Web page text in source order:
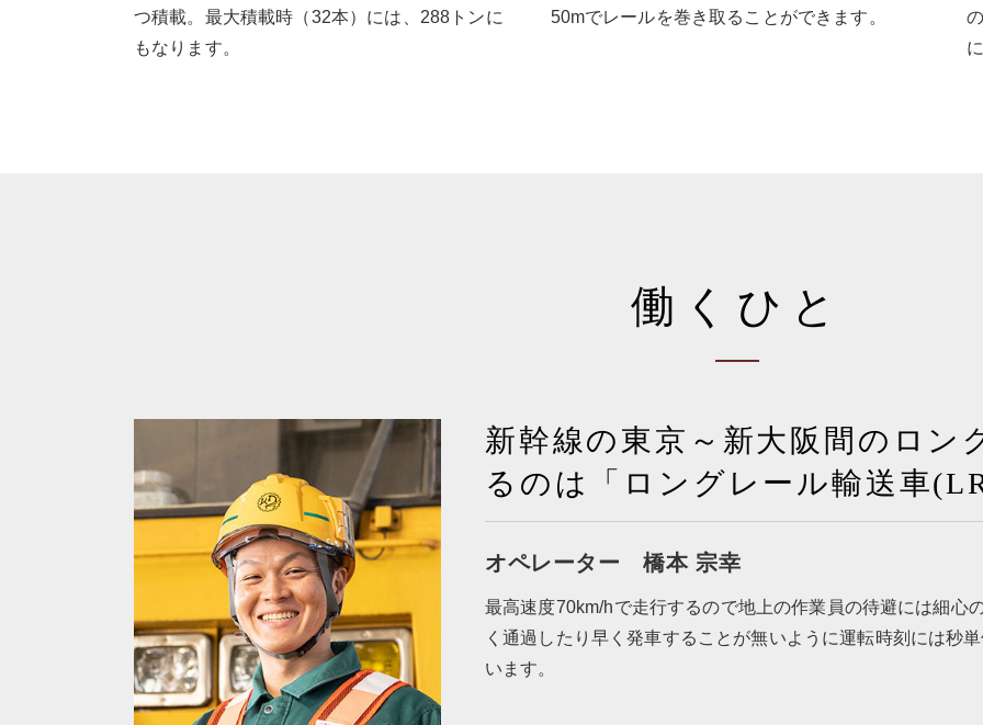
つ積載。最大積載時（32本）には、288トンに
もなります。
50mでレールを巻き取ることができます。
働くひと
新幹線の東京～新大阪間のロン
るのは「ロングレール輸送車
オペレーター 橋本 宗幸
最高速度70km/hで走行するので地上の作業員の待避には細心
く通過したり早く発車することが無いように運転時刻には秒
います。